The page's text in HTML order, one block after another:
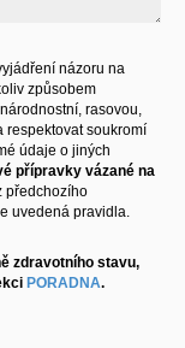
názoru na
způsobem
rasovou,
respektovat soukromí
údaje o jiných
přípravky vázané na
předchozího
uvedená pravidla.
zdravotního stavu,
PORADNA.